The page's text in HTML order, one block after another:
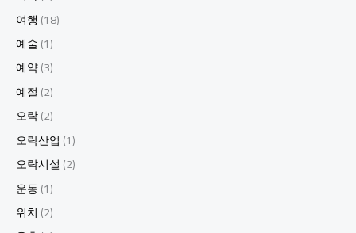
여행 (18)
예술(1)
예약(3)
예절(2)
오락(2)
오락산업 (1)
오락시설(2)
운동(1)
위치 (2)